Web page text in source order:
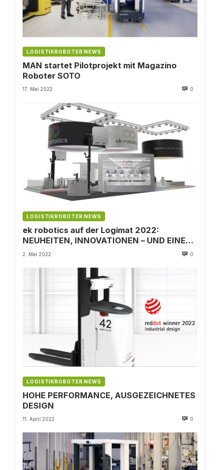
LOGISTIKROBOTER NEWS
MAN startet Pilotprojekt mit Magazino
Roboter SOTO
17. Mai 2022 0
LOGISTIKROBOTER NEWS
ek robotics auf der Logimat 2022:
NEUHEITEN, INNOVATIONEN – UND EINE
WELTPREMIERE!
2. Mai 2022 0
LOGISTIKROBOTER NEWS
HOHE PERFORMANCE, AUSGEZEICHNETES
DESIGN
11. April 2022 0